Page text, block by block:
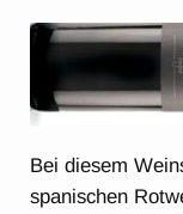
Bei diesem
spanischen